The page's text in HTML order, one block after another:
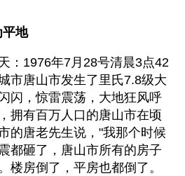
平地
：1976年7月28号清晨3点42
市唐山市发生了里氏7.8级大
闪，惊雷震荡，大地狂风呼
拥有百万人口的唐山市在顷
的唐老先生说，"我那个时候
都砸了，唐山市所有的房子
楼房倒了，平房也都倒了。